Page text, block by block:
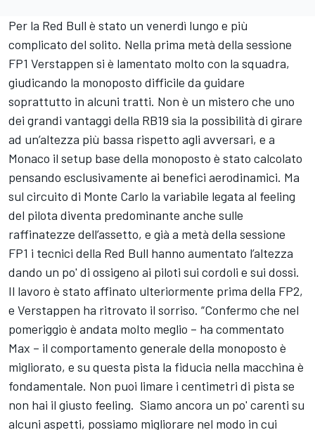
Per la Red Bull è stato un venerdì lungo e più
complicato del solito. Nella prima metà della sessione
FP1 Verstappen si è lamentato molto con la squadra,
giudicando la monoposto difficile da guidare
soprattutto in alcuni tratti. Non è un mistero che uno
dei grandi vantaggi della RB19 sia la possibilità di girare
ad un’altezza più bassa rispetto agli avversari, e a
Monaco il setup base della monoposto è stato calcolato
pensando esclusivamente ai benefici aerodinamici. Ma
sul circuito di Monte Carlo la variabile legata al feeling
del pilota diventa predominante anche sulle
raffinatezze dell’assetto, e già a metà della sessione
FP1 i tecnici della Red Bull hanno aumentato l’altezza
dando un po' di ossigeno ai piloti sui cordoli e sui dossi.
Il lavoro è stato affinato ulteriormente prima della FP2,
e Verstappen ha ritrovato il sorriso. “Confermo che nel
pomeriggio è andata molto meglio – ha commentato
Max – il comportamento generale della monoposto è
migliorato, e su questa pista la fiducia nella macchina è
fondamentale. Non puoi limare i centimetri di pista se
non hai il giusto feeling. Siamo ancora un po' carenti su
alcuni aspetti, possiamo migliorare nel modo in cui